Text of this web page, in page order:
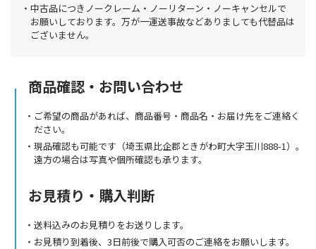
中古品につきノークレーム・ノーリターン・ノーキャンセルで
お願いしております。万が一運送事故などありましても代替品は
ございません。
商品確認・お問い合わせ
ご希望の商品があれば、商品番号・商品名・お届け先をご連絡く
ださい。
現品確認も可能です（埼玉県比企郡ときがわ町大字玉川888-1）。
遠方の場合は写真や個所確認も承ります。
お見積り・購入判断
送料込みのお見積りをお送りします。
お見積り到着後、3日前後で購入可否のご連絡をお願いします。